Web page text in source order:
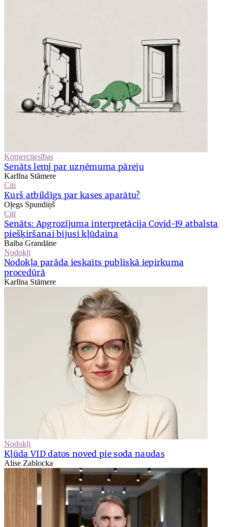
Komerctiesības
Senāts lemj par uzņēmuma pāreju
Karlīna Stāmere
Citi
Kurš atbildīgs par kases aparātu?
Oļegs Spundiņš
Citi
Senāts: Apgrozījuma interpretācija Covid-19 atbalsta
piešķiršanai bijusi kļūdaina
Baiba Grandāne
Nodokļi
Nodokļa parāda ieskaits publiskā iepirkuma
procedūrā
Karlīna Stāmere
Nodokļi
Kļūda VID datos noved pie soda naudas
Alise Zablocka